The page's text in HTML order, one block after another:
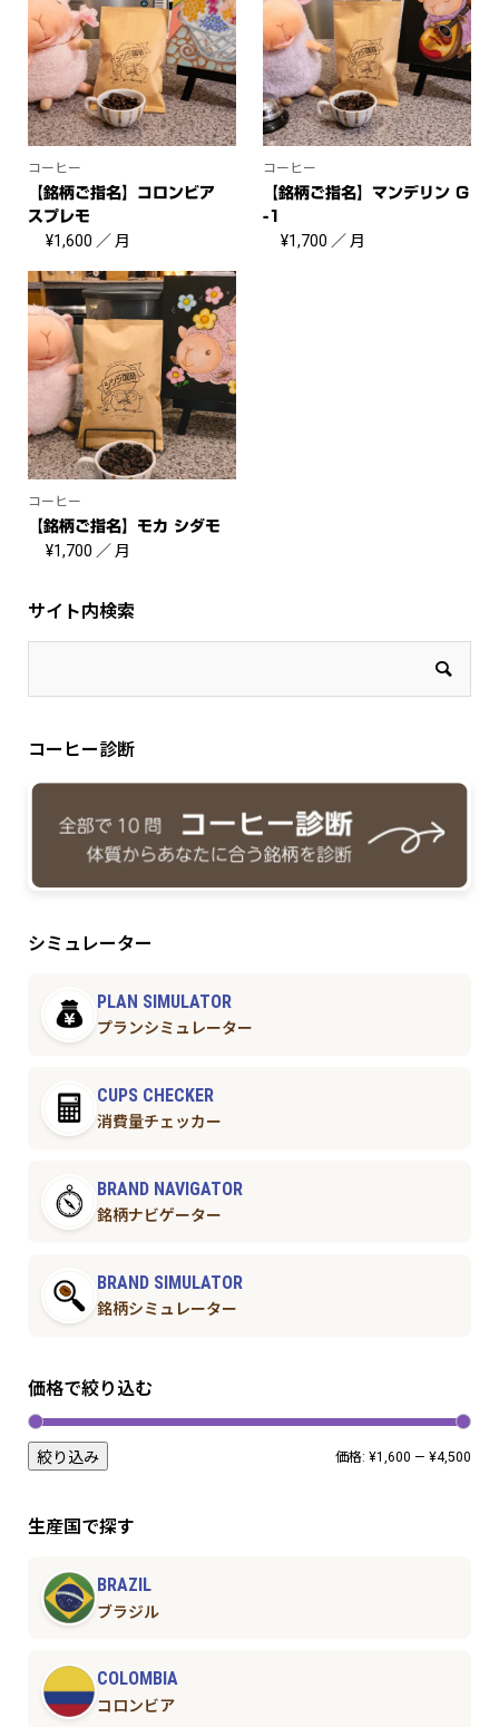
コーヒー
【銘柄ご指名】コロンビア
スプレモ
¥1,600 ／ 月
コーヒー
【銘柄ご指名】マンデリン G
-1
¥1,700 ／ 月
コーヒー
【銘柄ご指名】モカ シダモ
¥1,700 ／ 月
サイト内検索
コーヒー診断
シミュレーター
PLAN SIMULATOR
プランシミュレーター
CUPS CHECKER
消費量チェッカー
BRAND NAVIGATOR
銘柄ナビゲーター
BRAND SIMULATOR
銘柄シミュレーター
価格で絞り込む
絞り込み 価格:¥1,600 —¥4,500
生産国で探す
BRAZIL
ブラジル
COLOMBIA
コロンビア